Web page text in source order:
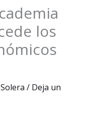
los
/ Deja un